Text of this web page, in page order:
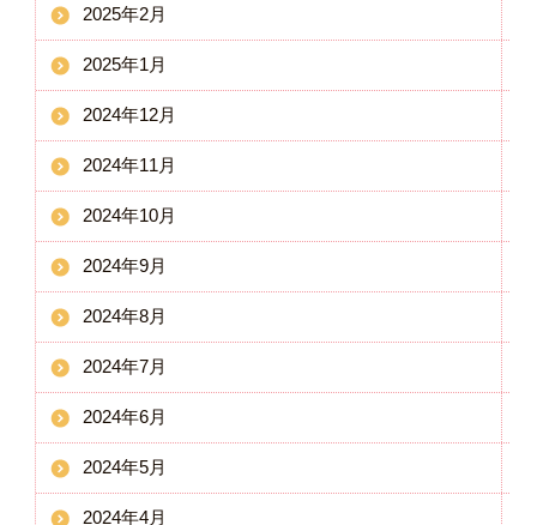
2025年2月
2025年1月
2024年12月
2024年11月
2024年10月
2024年9月
2024年8月
2024年7月
2024年6月
2024年5月
2024年4月